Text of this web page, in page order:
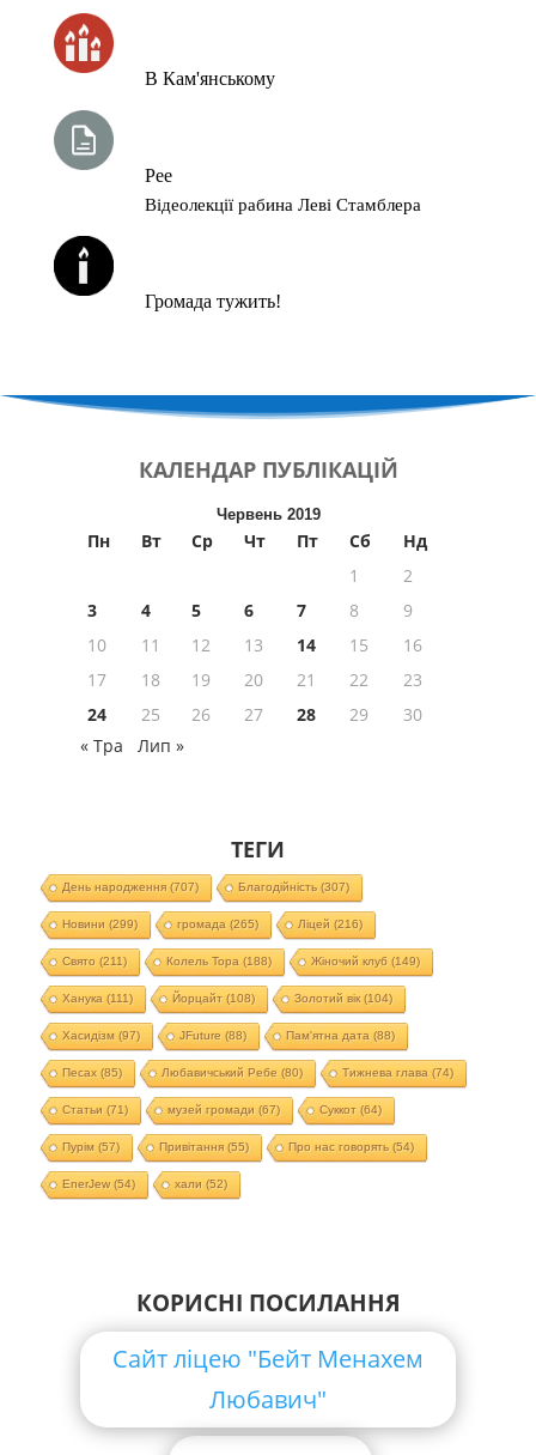
В Кам'янському
Рее
Відеолекції рабина Леві Стамблера
Громада тужить!
КАЛЕНДАР ПУБЛІКАЦІЙ
Червень 2019
Пн Вт Ср Чт Пт Сб
Нд
1
2
3
4 5 6 7 8
9
10
11 12 13 14 15
16
17
18 19 20 21 22
23
24
25 26 27 28 29
30
« Тра
Лип »
ТЕГИ
День народження(707) Благодійність (307)
Новини (299) громада (265) Ліцей (216)
Свято (211) Колель Тора (188) Жіночий клуб (149)
Ханука (111) Йорцайт (108) Золотий вік(104)
Хасидізм (97) JFuture (88) Пам'ятна дата (88)
Песах(85) Любавичський Ребе (80) Тижнева глава (74)
Статьи (71) музей громади (67) Суккот (64)
Пурім (57) Привітання(55) Про нас говорять (54)
EnerJew(54) хали (52)
КОРИСНІ ПОСИЛАННЯ
Сайт ліцею "Бейт Менахем
Любавич"